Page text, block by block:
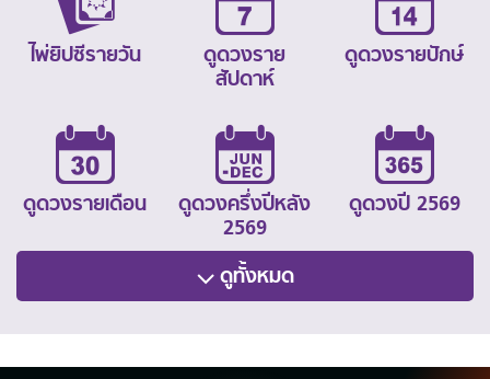
ไพ่ยิปซีรายวัน
ดูดวงราย
สัปดาห์
ดูดวงรายปักษ์
ดูดวงรายเดือน
ดูดวงครึ่งปีหลัง
2569
ดูดวงปี 2569
ดูทั้งหมด